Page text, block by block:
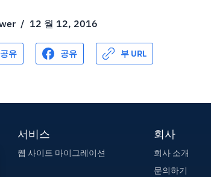
/ 12 월 12, 2016
공유 공유 부 URL
서비스
웹 사이트 마이그레이션
회사
회사 소개
문의하기